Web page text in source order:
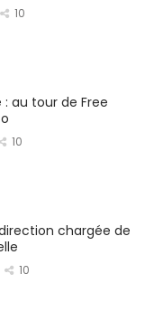
10
au tour de Free
10
chargée de
10